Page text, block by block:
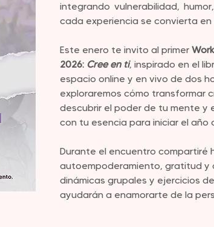
integrando vulnerabilidad,
cada experiencia se convierta
Este enero te invito al primer
2026: Cree en ti, inspirado en el
espacio online y en vivo de dos
exploraremos cómo transformar
descubrir el poder de tu mente y
con tu esencia para iniciar el año
Durante el encuentro
autoempoderamiento, gratitud y
dinámicas grupales y ejercicios
ayudarán a enamorarte de la